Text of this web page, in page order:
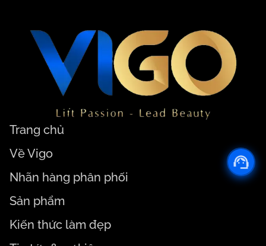
Trang chủ
Về Vigo
Nhãn hàng phân phối
Sản phẩm
Kiến thức làm đẹp